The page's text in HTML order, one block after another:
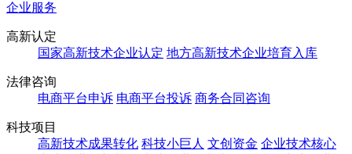
企业服务
高新认定
国家高新技术企业认定 地方高新技术企业培育入库
法律咨询
电商平台申诉 电商平台投诉 商务合同咨询
科技项目
高新技术成果转化 科技小巨人 文创资金 企业技术核心